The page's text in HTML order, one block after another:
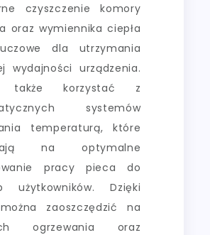
czyszczenie komory
oraz wymiennika ciepła
dla utrzymania
wydajności urządzenia.
także korzystać z
systemów
temperaturą, które
na optymalne
pracy pieca do
użytkowników. Dzięki
zaoszczędzić na
ogrzewania oraz